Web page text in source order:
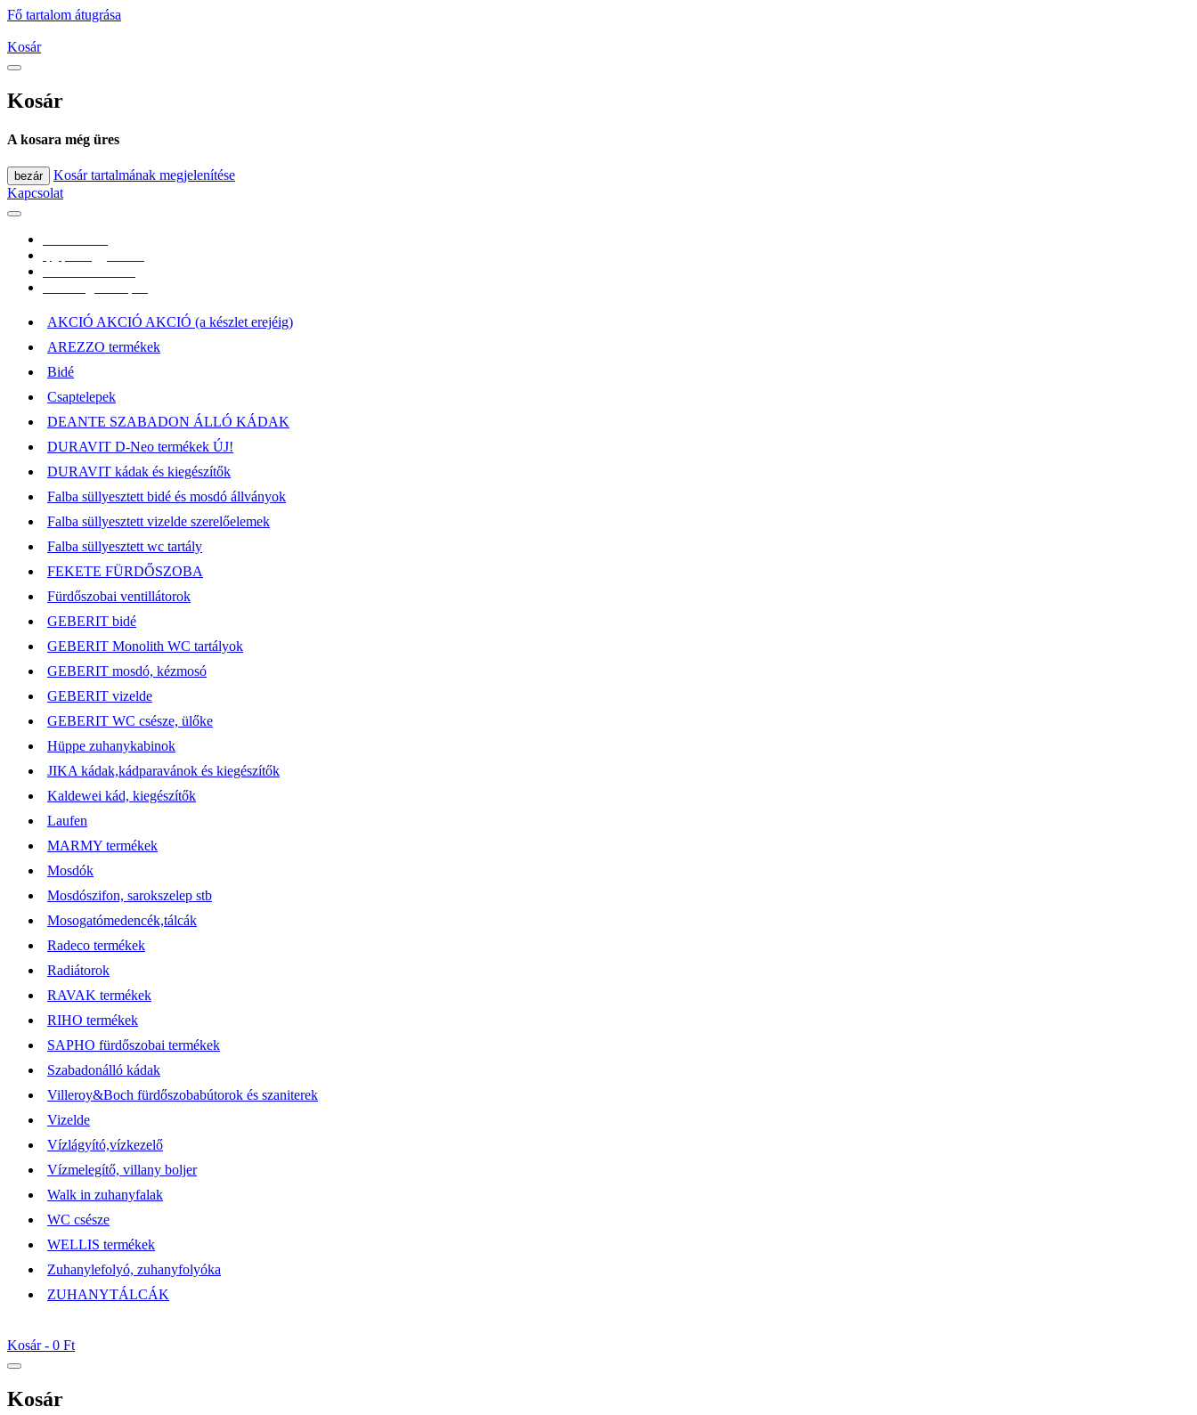
Fő tartalom átugrása
Kosár
Kosár
A kosara még üres
bezár
Kosár tartalmának megjelenítése
Kapcsolat
AKCIÓ AKCIÓ AKCIÓ (a készlet erejéig)
AREZZO termékek
Bidé
Csaptelepek
DEANTE SZABADON ÁLLÓ KÁDAK
DURAVIT D-Neo termékek ÚJ!
DURAVIT kádak és kiegészítők
Falba süllyesztett bidé és mosdó állványok
Falba süllyesztett vizelde szerelőelemek
Falba süllyesztett wc tartály
FEKETE FÜRDŐSZOBA
Fürdőszobai ventillátorok
GEBERIT bidé
GEBERIT Monolith WC tartályok
GEBERIT mosdó, kézmosó
GEBERIT vizelde
GEBERIT WC csésze, ülőke
Hüppe zuhanykabinok
JIKA kádak,kádparavánok és kiegészítők
Kaldewei kád, kiegészítők
Laufen
MARMY termékek
Mosdók
Mosdószifon, sarokszelep stb
Mosogatómedencék,tálcák
Radeco termékek
Radiátorok
RAVAK termékek
RIHO termékek
SAPHO fürdőszobai termékek
Szabadonálló kádak
Villeroy&Boch fürdőszobabútorok és szaniterek
Vizelde
Vízlágyító,vízkezelő
Vízmelegítő, villany boljer
Walk in zuhanyfalak
WC csésze
WELLIS termékek
Zuhanylefolyó, zuhanyfolyóka
ZUHANYTÁLCÁK
Kosár - 0 Ft
Kosár